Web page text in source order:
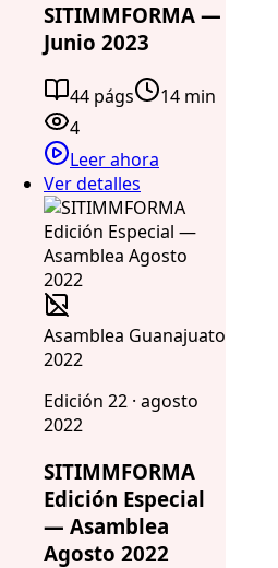
SITIMMFORMA —
Junio 2023
44 págs
14 min
4
Leer ahora
Ver detalles
Asamblea Guanajuato
2022
Edición 22 · agosto
2022
SITIMMFORMA
Edición Especial
— Asamblea
Agosto 2022